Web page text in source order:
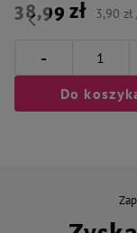
38,99 zł 3,90
-
Do